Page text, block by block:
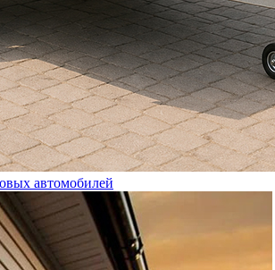
автомобилей